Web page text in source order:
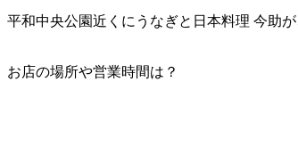
平和中央公園近くにうなぎと日本料理 今助が
お店の場所や営業時間は？